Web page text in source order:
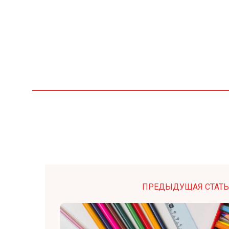
ПРЕДЫДУЩАЯ